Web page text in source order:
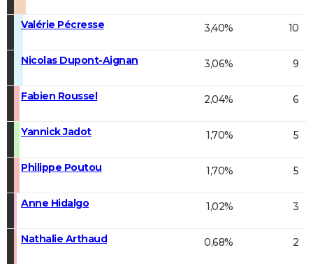
Valérie Pécresse 3,40% 10
Nicolas Dupont-Aignan 3,06% 9
Fabien Roussel 2,04% 6
Yannick Jadot 1,70% 5
Philippe Poutou 1,70% 5
Anne Hidalgo 1,02% 3
Nathalie Arthaud 0,68% 2